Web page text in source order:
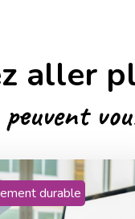
aller
durable